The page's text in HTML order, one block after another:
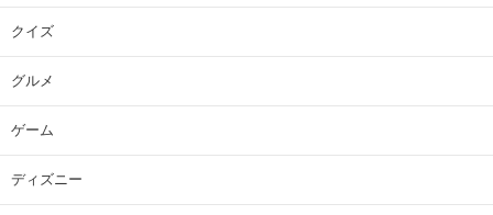
クイズ
グルメ
ゲーム
ディズニー